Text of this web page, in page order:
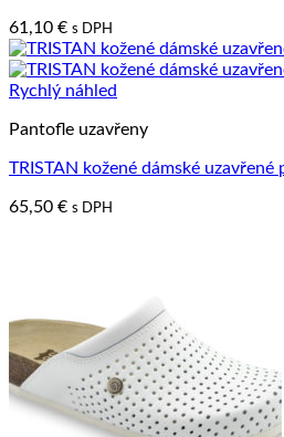
61,10 € s DPH
Rychlý náhled
Pantofle uzavřeny
TRISTAN kožené dámské uzavřené
65,50 € s DPH